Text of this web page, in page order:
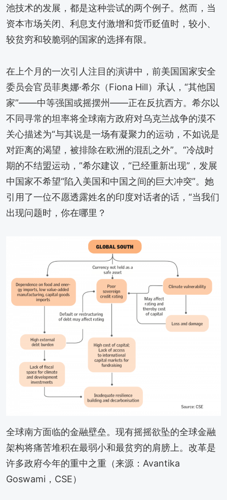
池技术的发展，都是这种尝试的两个例子。然而，当
资本市场关闭、利息支付激增和货币贬值时，较小、
较贫穷和较脆弱的国家的选择有限。
在上个月的一次引人注目的演讲中，前美国国家安全
委员会官员菲奥娜·希尔（Fiona Hill）承认，“其他国
家”——中等强国或摇摆州——正在反抗西方。希尔以
不同寻常的坦率将全球南方政府对乌克兰战争的漠不
关心描述为“与其说是一场有凝聚力的运动，不如说是
对距离的渴望，被排除在欧洲的混乱之外”。“冷战时
期的不结盟运动，”希尔建议，“已经重新出现”，发展
中国家不希望“陷入美国和中国之间的巨大冲突”。她
引用了一位不愿透露姓名的印度对话者的话，“当我们
出现问题时，你在哪里？
全球南方面临的金融壁垒。现有摇摇欲坠的全球金融
架构将痛苦堆积在最弱小和最贫穷的肩膀上。改革是
许多政府今年的重中之重（来源：Avantika
Goswami，CSE）